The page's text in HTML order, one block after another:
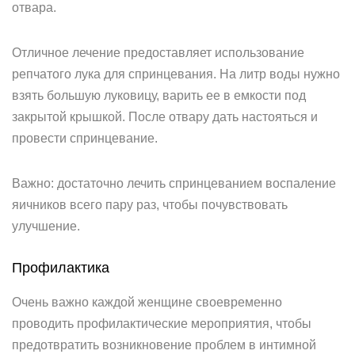
отвара.
Отличное лечение предоставляет использование
репчатого лука для спринцевания. На литр воды нужно
взять большую луковицу, варить ее в емкости под
закрытой крышкой. После отвару дать настояться и
провести спринцевание.
Важно: достаточно лечить спринцеванием воспаление
яичников всего пару раз, чтобы почувствовать
улучшение.
Профилактика
Очень важно каждой женщине своевременно
проводить профилактические мероприятия, чтобы
предотвратить возникновение проблем в интимной